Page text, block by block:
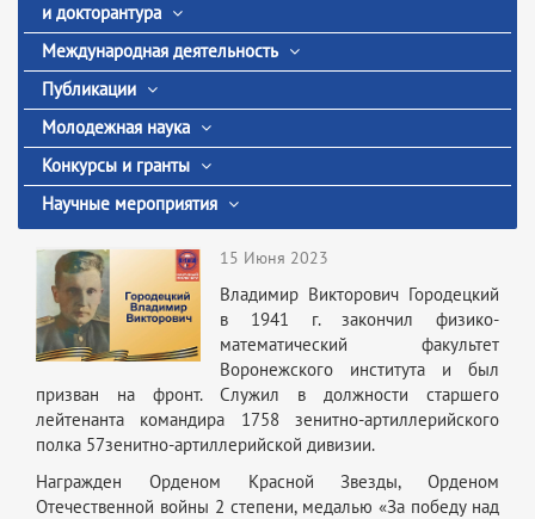
и докторантура
Международная деятельность
Публикации
Молодежная наука
Конкурсы и гранты
Научные мероприятия
15 Июня 2023
Владимир Викторович Городецкий
в 1941 г. закончил физико-
математический факультет
Воронежского института и был
призван на фронт. Служил в должности старшего
лейтенанта командира 1758 зенитно-артиллерийского
полка 57зенитно-артиллерийской дивизии.
Награжден Орденом Красной Звезды, Орденом
Отечественной войны 2 степени, медалью «За победу над